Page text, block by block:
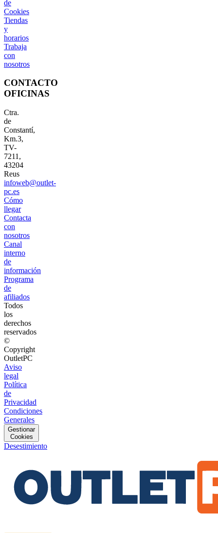
de
Cookies
Tiendas
y
horarios
Trabaja
con
nosotros
CONTACTO
OFICINAS
Ctra.
de
Constantí,
Km.3,
TV-
7211,
43204
Reus
infoweb@outlet-
pc.es
Cómo
llegar
Contacta
con
nosotros
Canal
interno
de
información
Programa
de
afiliados
Todos
los
derechos
reservados
©
Copyright
OutletPC
Aviso
legal
Política
de
Privacidad
Condiciones
Generales
Gestionar
Cookies
Desestimiento